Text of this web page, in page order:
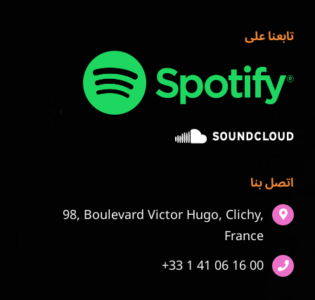
تابعنا على
اتصل بنا
98, Boulevard Victor Hugo, Clichy,
France
+33 1 41 06 16 00